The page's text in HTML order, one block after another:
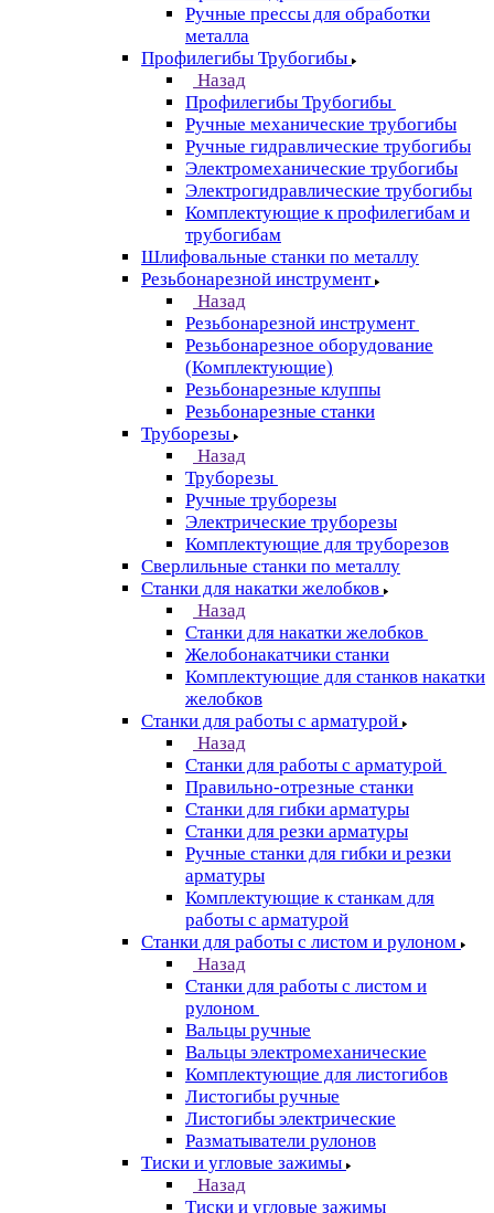
Ручные прессы для обработки
металла
Профилегибы Трубогибы
Назад
Профилегибы Трубогибы
Ручные механические трубогибы
Ручные гидравлические трубогибы
Электромеханические трубогибы
Электрогидравлические трубогибы
Комплектующие к профилегибам и
трубогибам
Шлифовальные станки по металлу
Резьбонарезной инструмент
Назад
Резьбонарезной инструмент
Резьбонарезное оборудование
(Комплектующие)
Резьбонарезные клуппы
Резьбонарезные станки
Труборезы
Назад
Труборезы
Ручные труборезы
Электрические труборезы
Комплектующие для труборезов
Сверлильные станки по металлу
Станки для накатки желобков
Назад
Станки для накатки желобков
Желобонакатчики станки
Комплектующие для станков накатки
желобков
Станки для работы с арматурой
Назад
Станки для работы с арматурой
Правильно-отрезные станки
Станки для гибки арматуры
Станки для резки арматуры
Ручные станки для гибки и резки
арматуры
Комплектующие к станкам для
работы с арматурой
Станки для работы с листом и рулоном
Назад
Станки для работы с листом и
рулоном
Вальцы ручные
Вальцы электромеханические
Комплектующие для листогибов
Листогибы ручные
Листогибы электрические
Разматыватели рулонов
Тиски и угловые зажимы
Назад
Тиски и угловые зажимы